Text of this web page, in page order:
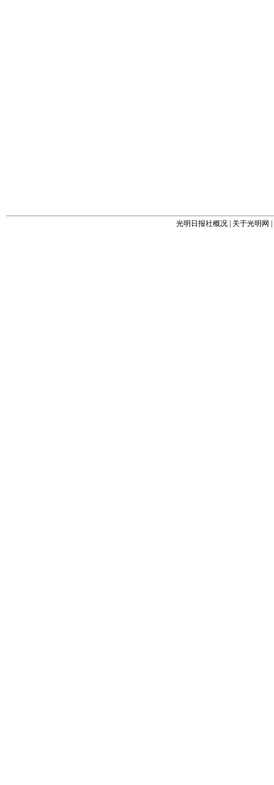
光明日报社概况 关于光明网